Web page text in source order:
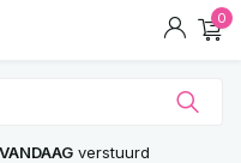
0
VANDAAGverstuurd